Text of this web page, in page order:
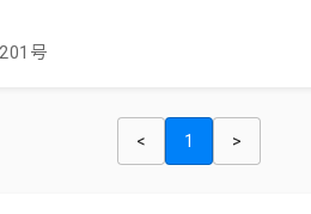
号
< 1 >